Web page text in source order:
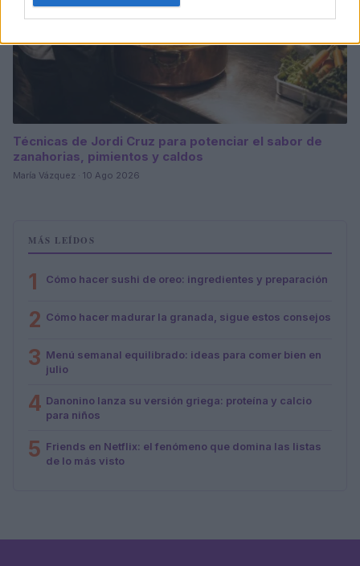
Técnicas de Jordi Cruz para potenciar el sabor de
zanahorias, pimientos y caldos
María Vázquez · 10 Ago 2026
MÁS LEÍDOS
1 Cómo hacer sushi de oreo: ingredientes y preparación
2 Cómo hacer madurar la granada, sigue estos consejos
3 Menú semanal equilibrado: ideas para comer bien en
julio
4 Danonino lanza su versión griega: proteína y calcio
para niños
5 Friends en Netflix: el fenómeno que domina las listas
de lo más visto